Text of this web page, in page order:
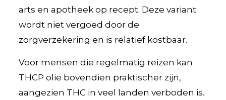
arts en apotheek op recept. Deze variant
wordt niet vergoed door de
zorgverzekering en is relatief kostbaar.
Voor mensen die regelmatig reizen kan
THCP olie bovendien praktischer zijn,
aangezien THC in veel landen verboden is.